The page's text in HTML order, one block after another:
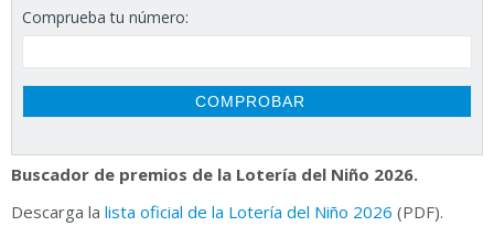
Comprueba tu número:
Buscador de premios de la Lotería del Niño 2026.
Descarga la lista oficial de la Lotería del Niño 2026 (PDF).